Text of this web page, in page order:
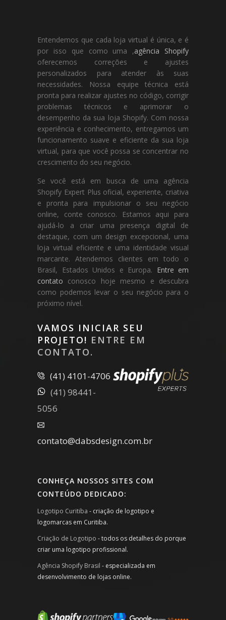
Entendemos que cada loja virtual é única, e é
por isso que como uma ,agência Shopify
oferecemos correções e ajustes
personalizados para atender às suas
necessidades. Nossa equipe técnica está
pronta para realizar ajustes no código, corrigir
problemas técnicos e aprimorar o
desempenho da sua loja Shopify. Com nossa
experiência e conhecimento, entregamos um
funcionamento suave e eficiente da sua loja
virtual, para que você possa se concentrar no
crescimento do seu negócio.
Se você está em busca de uma agência
Shopify Expert Plus oficial, experiente, criativa
e pronta para impulsionar o seu negócio
online, conte conosco. Estamos aqui para
ajudá-lo a criar uma presença digital de
destaque, com um design excepcional, uma
loja virtual eficiente e uma identidade visual
marcante. Atendemos clientes em todo o
Brasil, Estados Unidos e Europa. Entre em
contato conosco hoje mesmo e descubra
como podemos levar o seu negócio para o
próximo nível.
VAMOS INICIAR SEU
PROJETO! ENTRE EM
CONTATO.
(41) 4101-4706
(41) 98441-
5056
contato@dabsdesign.com.br
CONHEÇA NOSSOS SITES COM
CONTEÚDO DEDICADO:
Logotipo Curitiba - criação de logotipo e
logomarcas em Curitiba.
Criação de Logotipo - todos os detalhes do porque
criar uma logotipo profissional.
Agência Shopify Brasil - especializada em
desenvolvimento de lojas online.